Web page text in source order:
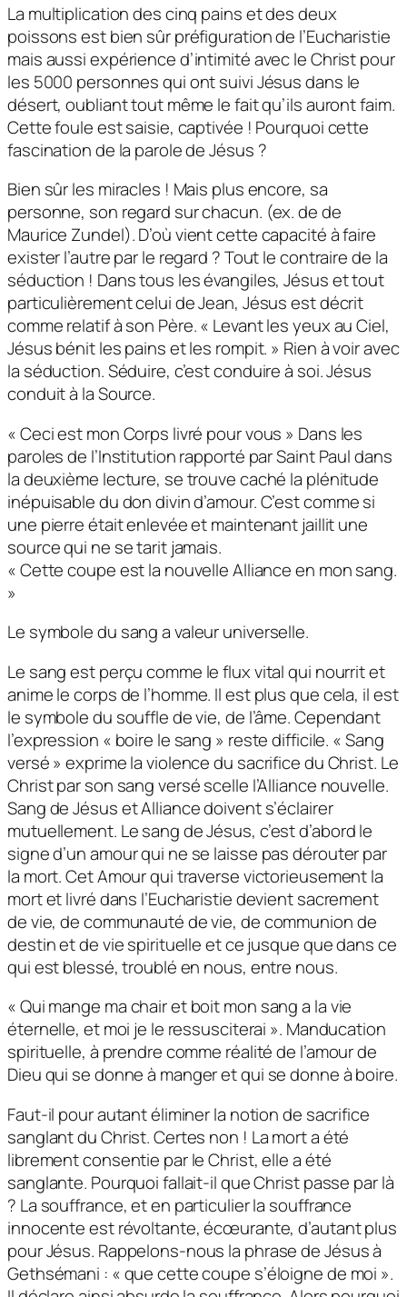
La multiplication des cinq pains et des deux
poissons est bien sûr préfiguration de l’Eucharistie
mais aussi expérience d’intimité avec le Christ pour
les 5000 personnes qui ont suivi Jésus dans le
désert, oubliant tout même le fait qu’ils auront faim.
Cette foule est saisie, captivée ! Pourquoi cette
fascination de la parole de Jésus ?
Bien sûr les miracles ! Mais plus encore, sa
personne, son regard sur chacun. (ex. de de
Maurice Zundel). D’où vient cette capacité à faire
exister l’autre par le regard ? Tout le contraire de la
séduction ! Dans tous les évangiles, Jésus et tout
particulièrement celui de Jean, Jésus est décrit
comme relatif à son Père. « Levant les yeux au Ciel,
Jésus bénit les pains et les rompit. » Rien à voir avec
la séduction. Séduire, c’est conduire à soi. Jésus
conduit à la Source.
« Ceci est mon Corps livré pour vous » Dans les
paroles de l’Institution rapporté par Saint Paul dans
la deuxième lecture, se trouve caché la plénitude
inépuisable du don divin d’amour. C’est comme si
une pierre était enlevée et maintenant jaillit une
source qui ne se tarit jamais.
« Cette coupe est la nouvelle Alliance en mon sang.
»
Le symbole du sang a valeur universelle.
Le sang est perçu comme le flux vital qui nourrit et
anime le corps de l’homme. Il est plus que cela, il est
le symbole du souffle de vie, de l’âme. Cependant
l’expression « boire le sang » reste difficile. « Sang
versé » exprime la violence du sacrifice du Christ. Le
Christ par son sang versé scelle l’Alliance nouvelle.
Sang de Jésus et Alliance doivent s’éclairer
mutuellement. Le sang de Jésus, c’est d’abord le
signe d’un amour qui ne se laisse pas dérouter par
la mort. Cet Amour qui traverse victorieusement la
mort et livré dans l’Eucharistie devient sacrement
de vie, de communauté de vie, de communion de
destin et de vie spirituelle et ce jusque que dans ce
qui est blessé, troublé en nous, entre nous.
« Qui mange ma chair et boit mon sang a la vie
éternelle, et moi je le ressusciterai ». Manducation
spirituelle, à prendre comme réalité de l’amour de
Dieu qui se donne à manger et qui se donne à boire.
Faut-il pour autant éliminer la notion de sacrifice
sanglant du Christ. Certes non ! La mort a été
librement consentie par le Christ, elle a été
sanglante. Pourquoi fallait-il que Christ passe par là
? La souffrance, et en particulier la souffrance
innocente est révoltante, écœurante, d’autant plus
pour Jésus. Rappelons-nous la phrase de Jésus à
Gethsémani : « que cette coupe s’éloigne de moi ».